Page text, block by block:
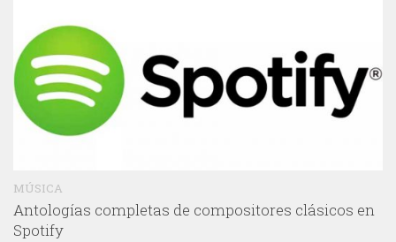
MÚSICA
Antologías completas de compositores clásicos en
Spotify